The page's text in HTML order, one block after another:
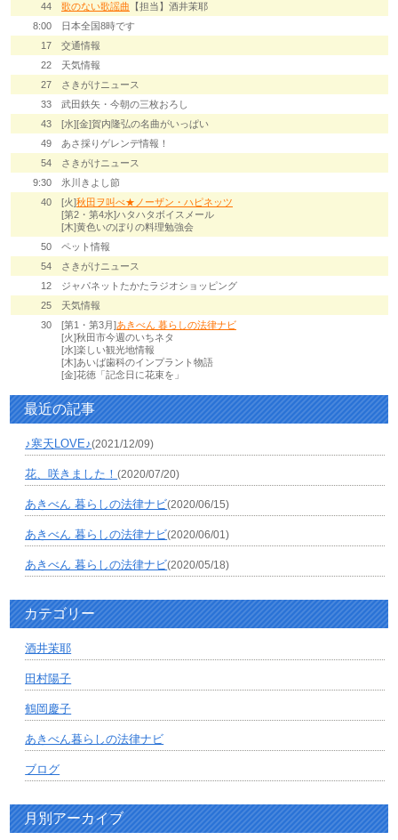
44
歌のない歌謡曲 【担当】酒井茉耶
8:00
日本全国8時です
17
交通情報
22
天気情報
27
さきがけニュース
33
武田鉄矢・今朝の三枚おろし
43
[水][金]賀内隆弘の名曲がいっぱい
49
あさ採りゲレンデ情報！
54
さきがけニュース
9:30
氷川きよし節
40
[火]秋田ヲ叫べ★ノーザン・ハピネッツ
[第2・第4水]ハタハタボイスメール
[木]黄色いのぼりの料理勉強会
50
ペット情報
54
さきがけニュース
12
ジャパネットたかたラジオショッピング
25
天気情報
30
[第1・第3月]あきべん 暮らしの法律ナビ
[火]秋田市今週のいちネタ
[水]楽しい観光地情報
[木]あいば歯科のインプラント物語
[金]花徳「記念日に花束を」
最近の記事
♪寒天LOVE♪(2021/12/09)
花、咲きました！(2020/07/20)
あきべん 暮らしの法律ナビ(2020/06/15)
あきべん 暮らしの法律ナビ(2020/06/01)
あきべん 暮らしの法律ナビ(2020/05/18)
カテゴリー
酒井茉耶
田村陽子
鶴岡慶子
あきべん暮らしの法律ナビ
ブログ
月別アーカイブ